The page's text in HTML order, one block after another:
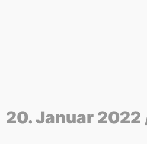
20. Januar 2022